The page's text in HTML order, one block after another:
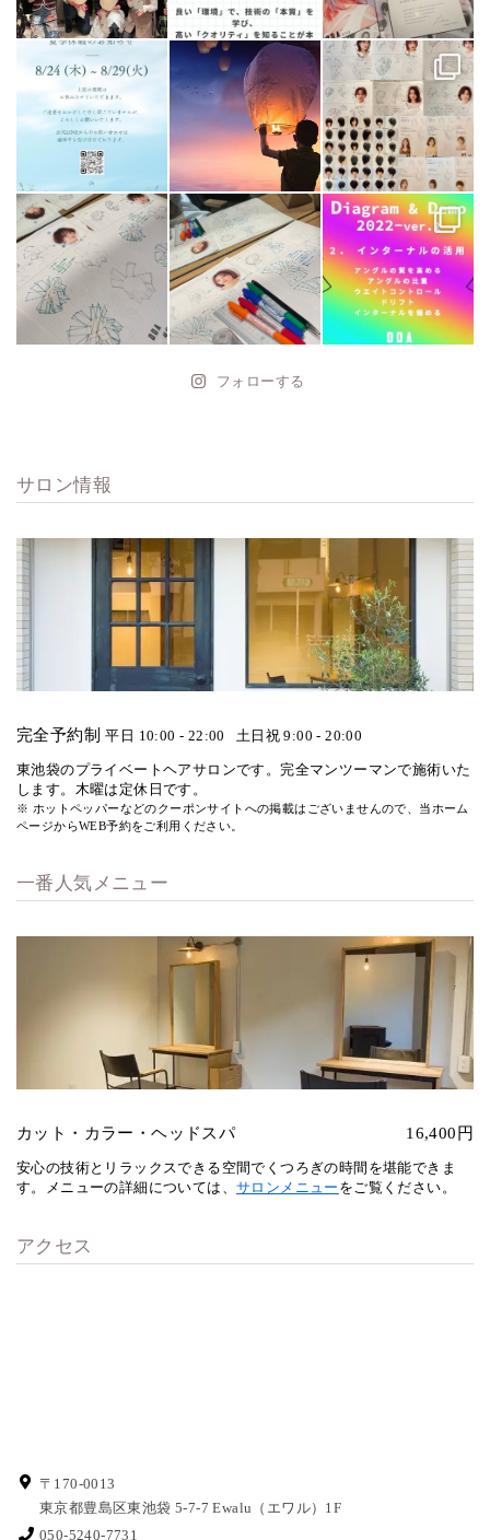
フォローする
サロン情報
完全予約制平日 10:00 - 22:00 土日祝 9:00 - 20:00
東池袋のプライベートヘアサロンです。完全マンツーマンで施術いた
します。木曜は定休日です。
※ ホットペッパーなどのクーポンサイトへの掲載はございませんので、当ホーム
ページからWEB予約をご利用ください。
一番人気メニュー
カット・カラー・ヘッドスパ 16,400円
安心の技術とリラックスできる空間でくつろぎの時間を堪能できま
す。メニューの詳細については、 サロンメニュー をご覧ください。
アクセス
〒170-0013
東京都豊島区東池袋 5-7-7Ewalu（エワル）1F
050-5240-7731